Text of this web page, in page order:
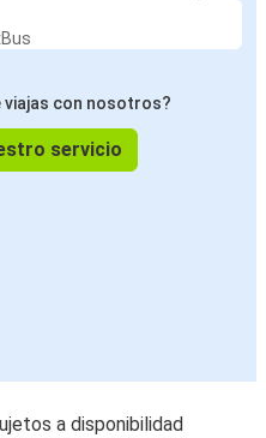
viajas con nosotros?
servicio
a disponibilidad